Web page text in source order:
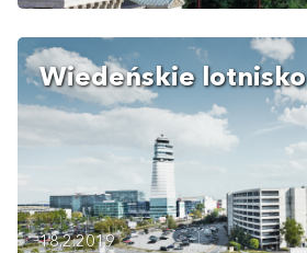
Wiedeńskie lotnisko
18.2.2019